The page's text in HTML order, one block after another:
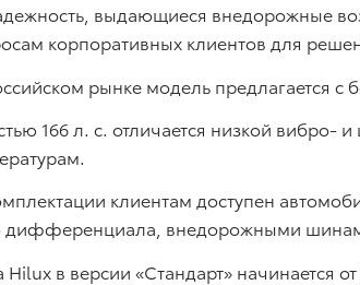
выдающиеся внедорожные
корпоративных клиентов для
рынке модель предлагается
166 л. с. отличается низкой вибро-
клиентам доступен
дифференциала, внедорожными
в версии «Стандарт» начинается